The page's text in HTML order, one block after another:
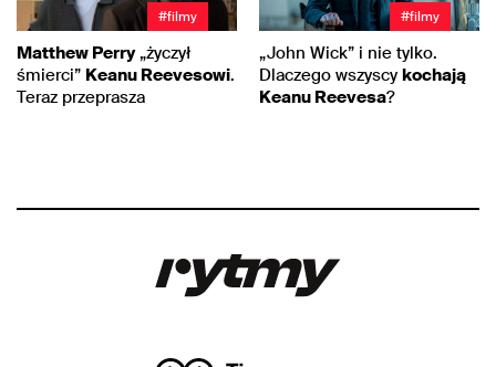
#filmy
Matthew Perry„życzył
śmierci” Keanu Reevesowi.
Teraz przeprasza
#filmy
„John Wick” i nie tylko.
Dlaczego wszyscy kochają
Keanu Reevesa?